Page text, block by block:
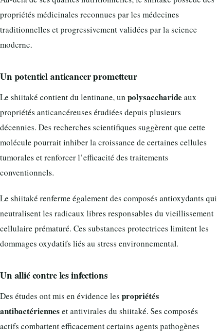
propriétés médicinales reconnues par les médecines
traditionnelles et progressivement validées par la science
moderne.
Un potentiel anticancer prometteur
Le shiitaké contient du lentinane, un polysaccharide aux
propriétés anticancéreuses étudiées depuis plusieurs
décennies. Des recherches scientifiques suggèrent que cette
molécule pourrait inhiber la croissance de certaines cellules
tumorales et renforcer l’efficacité des traitements
conventionnels.
Le shiitaké renferme également des composés antioxydants qui
neutralisent les radicaux libres responsables du vieillissement
cellulaire prématuré. Ces substances protectrices limitent les
dommages oxydatifs liés au stress environnemental.
Un allié contre les infections
Des études ont mis en évidence les propriétés
antibactériennes et antivirales du shiitaké. Ses composés
actifs combattent efficacement certains agents pathogènes